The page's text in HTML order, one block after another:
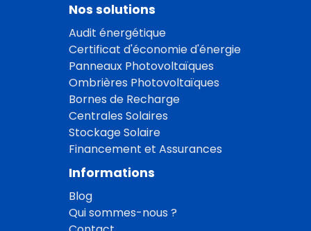
Nos solutions
Audit énergétique
Certificat d'économie d'énergie
Panneaux Photovoltaïques
Ombrières Photovoltaïques
Bornes de Recharge
Centrales Solaires
Stockage Solaire
Financement et Assurances
Informations
Blog
Qui sommes-nous ?